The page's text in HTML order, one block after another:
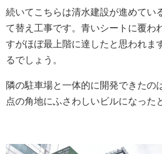
続いてこちらは清水建設が進めてい
て替え工事です。青いシートに覆わ
すがほぼ最上階に達したと思われま
るでしょう。
隣の駐車場と一体的に開発できたの
点の角地にふさわしいビルになった